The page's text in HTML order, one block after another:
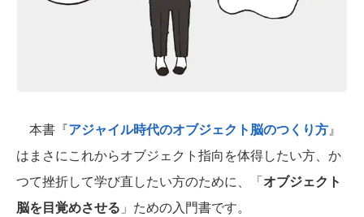
本書『アジャイル時代のオブジェクト脳のつくり方』
はまさにこれからオブジェクト指向を体得したい方、か
つて挫折して学び直したい方のために、「オブジェクト
脳を目覚めさせる 」ための入門書です。